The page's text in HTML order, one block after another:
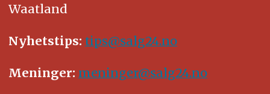
Waatland
Nyhetstips: tips@salg24.no
Meninger: meninger@salg24.no